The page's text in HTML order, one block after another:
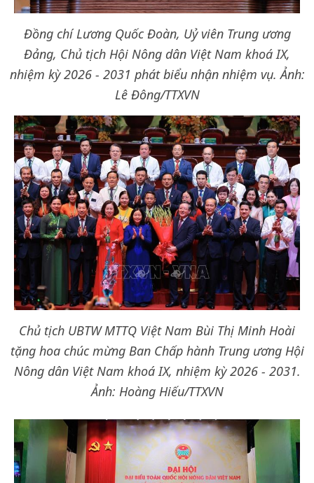
Đồng chí Lương Quốc Đoàn, Uỷ viên Trung ương
Đảng, Chủ tịch Hội Nông dân Việt Nam khoá IX,
nhiệm kỳ 2026 - 2031 phát biểu nhận nhiệm vụ. Ảnh:
Lê Đông/TTXVN
Chủ tịch UBTW MTTQ Việt Nam Bùi Thị Minh Hoài
tặng hoa chúc mừng Ban Chấp hành Trung ương Hội
Nông dân Việt Nam khoá IX, nhiệm kỳ 2026 - 2031.
Ảnh: Hoàng Hiếu/TTXVN